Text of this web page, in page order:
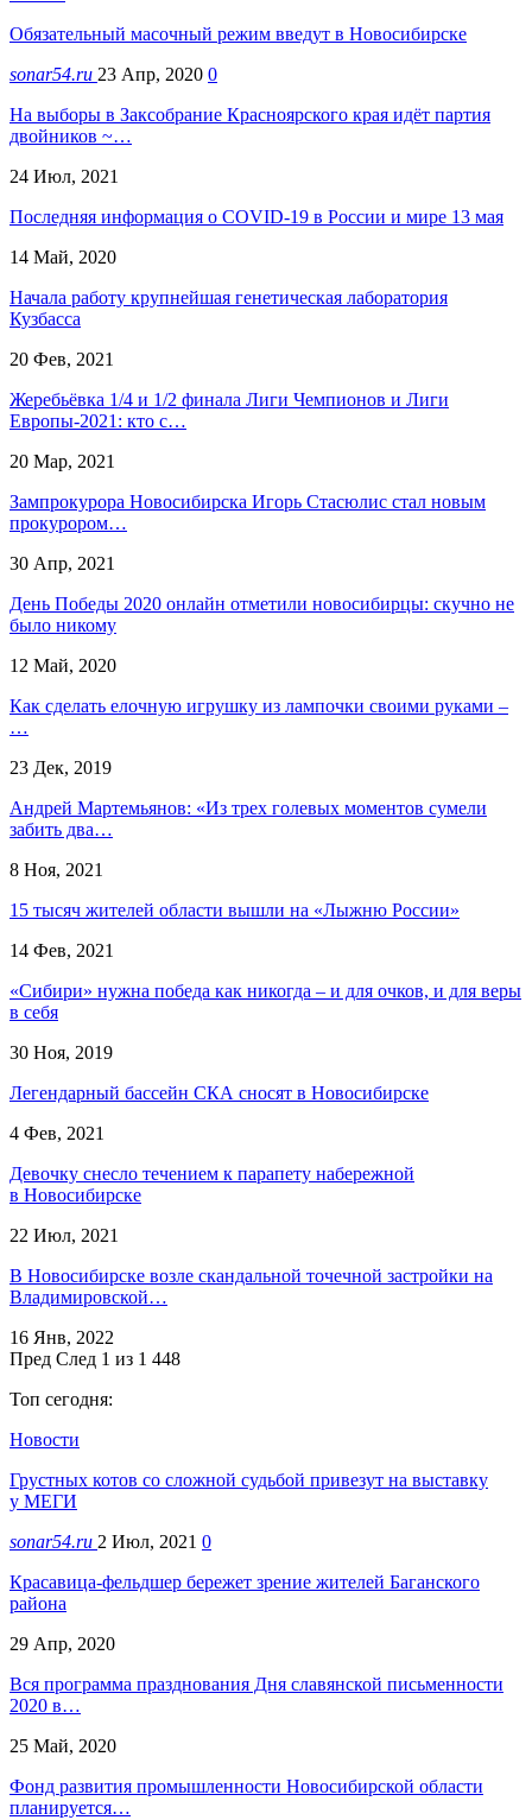
Обязательный масочный режим введут в Новосибирске
sonar54.ru 23 Апр, 2020 0
На выборы в Заксобрание Красноярского края идёт партия
двойников ~…
24 Июл, 2021
Последняя информация о COVID-19 в России и мире 13 мая
14 Май, 2020
Начала работу крупнейшая генетическая лаборатория
Кузбасса
20 Фев, 2021
Жеребьёвка 1/4 и 1/2 финала Лиги Чемпионов и Лиги
Европы-2021: кто с…
20 Мар, 2021
Зампрокурора Новосибирска Игорь Стасюлис стал новым
прокурором…
30 Апр, 2021
День Победы 2020 онлайн отметили новосибирцы: скучно не
было никому
12 Май, 2020
Как сделать елочную игрушку из лампочки своими руками –
…
23 Дек, 2019
Андрей Мартемьянов: «Из трех голевых моментов сумели
забить два…
8 Ноя, 2021
15 тысяч жителей области вышли на «Лыжню России»
14 Фев, 2021
«Сибири» нужна победа как никогда – и для очков, и для веры
в себя
30 Ноя, 2019
Легендарный бассейн СКА сносят в Новосибирске
4 Фев, 2021
Девочку снесло течением к парапету набережной
в Новосибирске
22 Июл, 2021
В Новосибирске возле скандальной точечной застройки на
Владимировской…
16 Янв, 2022
Пред След 1 из 1 448
Топ сегодня:
Новости
Грустных котов со сложной судьбой привезут на выставку
у МЕГИ
sonar54.ru 2 Июл, 2021 0
Красавица-фельдшер бережет зрение жителей Баганского
района
29 Апр, 2020
Вся программа празднования Дня славянской письменности
2020 в…
25 Май, 2020
Фонд развития промышленности Новосибирской области
планируется…